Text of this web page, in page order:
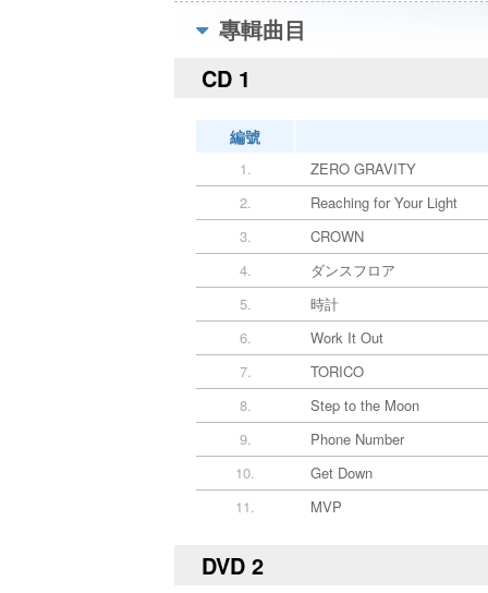
專輯曲目
CD 1
編號
1.
ZERO GRAVITY
2.
Reaching for Your Light
3.
CROWN
4.
ダンスフロア
5.
時計
6.
Work It Out
7.
TORICO
8.
Step to the Moon
9.
Phone Number
10.
Get Down
11.
MVP
DVD 2